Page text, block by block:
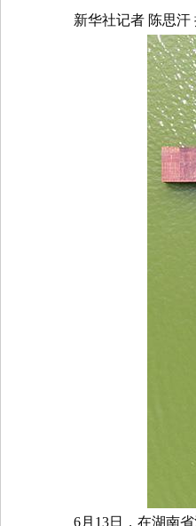
新华社记者 陈思汗
6月 13日，在湖南